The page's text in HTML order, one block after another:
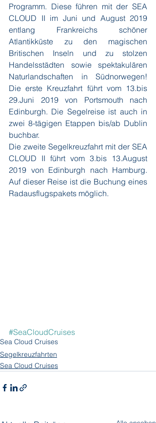
Programm. Diese führen mit der SEA
CLOUD II im Juni und August 2019
entlang Frankreichs schöner
Atlantikküste zu den magischen
Britischen Inseln und zu stolzen
Handelsstädten sowie spektakulären
Naturlandschaften in Südnorwegen!
Die erste Kreuzfahrt führt vom 13.bis
29.Juni 2019 von Portsmouth nach
Edinburgh. Die Segelreise ist auch in
zwei 8-tägigen Etappen bis/ab Dublin
buchbar.
Die zweite Segelkreuzfahrt mit der SEA
CLOUD II führt vom 3.bis 13.August
2019 von Edinburgh nach Hamburg.
Auf dieser Reise ist die Buchung eines
Radausflugspakets möglich.
#SeaCloudCruises
Sea Cloud Cruises
Segelkreuzfahrten
Sea Cloud Cruises